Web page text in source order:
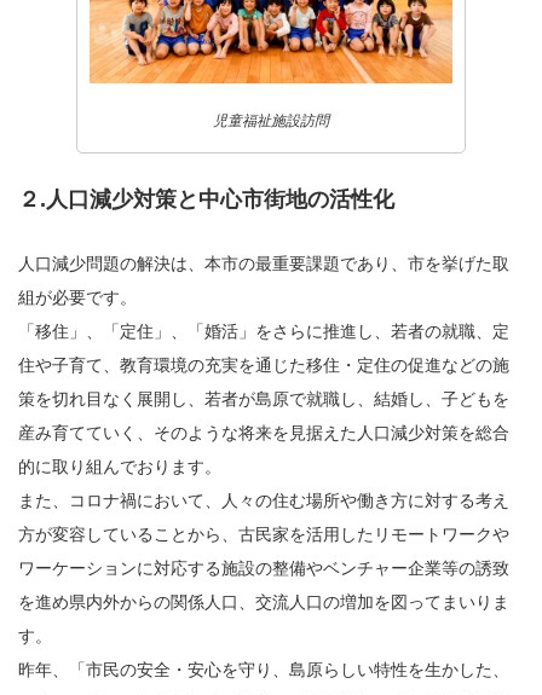
児童福祉施設訪問
２.人口減少対策と中心市街地の活性化
人口減少問題の解決は、本市の最重要課題であり、市を挙げた取
組が必要です。
「移住」、「定住」、「婚活」をさらに推進し、若者の就職、定
住や子育て、教育環境の充実を通じた移住・定住の促進などの施
策を切れ目なく展開し、若者が島原で就職し、結婚し、子どもを
産み育てていく、そのような将来を見据えた人口減少対策を総合
的に取り組んでおります。
また、コロナ禍において、人々の住む場所や働き方に対する考え
方が変容していることから、古民家を活用したリモートワークや
ワーケーションに対応する施設の整備やベンチャー企業等の誘致
を進め県内外からの関係人口、交流人口の増加を図ってまいりま
す。
昨年、「市民の安全・安心を守り、島原らしい特性を生かした、